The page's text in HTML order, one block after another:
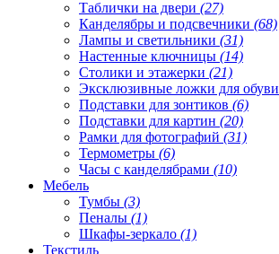
Таблички на двери (27)
Канделябры и подсвечники (68)
Лампы и светильники (31)
Настенные ключницы (14)
Столики и этажерки (21)
Эксклюзивные ложки для обуви
Подставки для зонтиков (6)
Подставки для картин (20)
Рамки для фотографий (31)
Термометры (6)
Часы с канделябрами (10)
Мебель
Тумбы (3)
Пеналы (1)
Шкафы-зеркало (1)
Текстиль